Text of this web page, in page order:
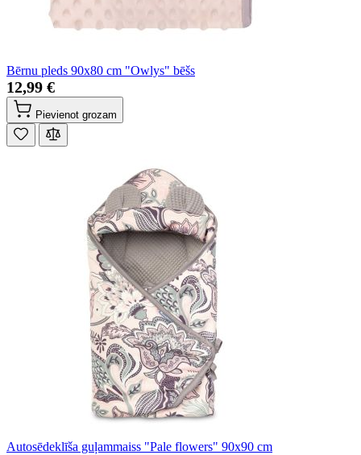
Bērnu pleds 90x80 cm "Owlys" bēšs
12,99 €
Pievienot grozam
Autosēdeklīša guļammaiss "Pale flowers" 90x90 cm